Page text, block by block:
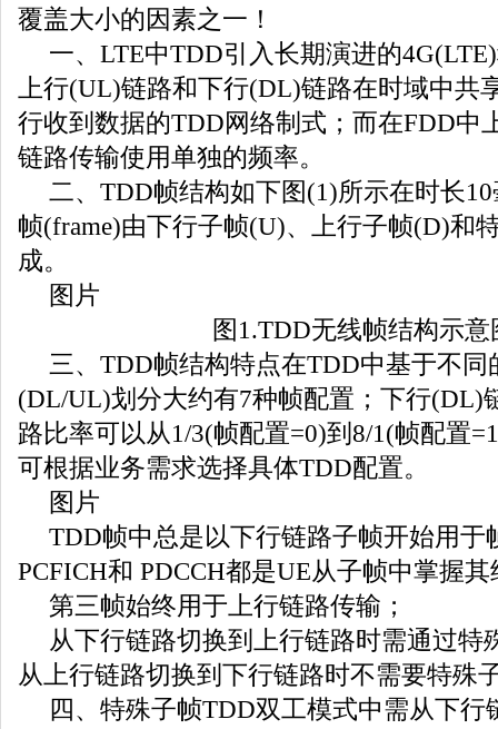
覆盖大小的因素之一！
一、LTE中TDD引入长期演进的
上行(UL)链路和下行(DL)链路在时域中共
行收到数据的TDD网络制式；而在FDD中
链路传输使用单独的频率。
二、TDD帧结构如下图(1)所示在时长
帧(frame)由下行子帧(U)、上行子帧(D)和
成。
图片
图1.TDD无线帧结构示意
三、TDD帧结构特点在TDD中基于不同
(DL/UL)划分大约有7种帧配置；下行(DL)
路比率可以从1/3(帧配置=0)到8/1(帧配置
可根据业务需求选择具体TDD配置。
图片
TDD帧中总是以下行链路子帧开始用于
PCFICH和 PDCCH都是UE从子帧中掌握
第三帧始终用于上行链路传输；
从下行链路切换到上行链路时需通过特
从上行链路切换到下行链路时不需要特殊
四、特殊子帧TDD双工模式中需从下行